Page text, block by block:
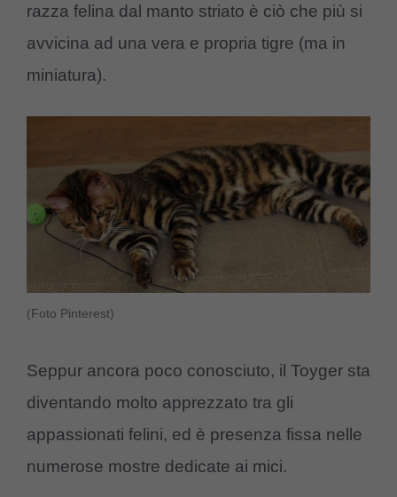
razza felina dal manto striato è ciò che più si
avvicina ad una vera e propria tigre (ma in
miniatura).
(Foto Pinterest)
Seppur ancora poco conosciuto, il Toyger sta
diventando molto apprezzato tra gli
appassionati felini, ed è presenza fissa nelle
numerose mostre dedicate ai mici.